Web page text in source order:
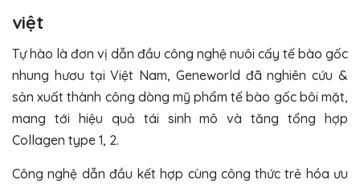
việt
Tự hào là đơn vị dẫn đầu công nghệ nuôi cấy tế bào gốc
nhung hươu tại Việt Nam, Geneworld đã nghiên cứu &
sản xuất thành công dòng mỹ phẩm tế bào gốc bôi mặt,
mang tới hiệu quả tái sinh mô và tăng tổng hợp
Collagen type 1, 2.
Công nghệ dẫn đầu kết hợp cùng công thức trẻ hóa ưu